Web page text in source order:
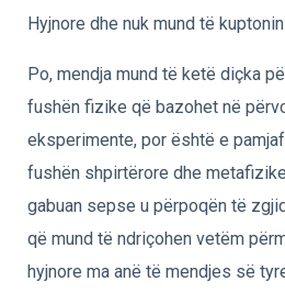
Hyjnore dhe nuk mund të
Po, mendja mund të ketë diçka
fushën fizike që bazohet në
eksperimente, por është e
fushën shpirtërore dhe
gabuan sepse u përpoqën të
që mund të ndriçohen vetëm
hyjnore ma anë të mendjes së